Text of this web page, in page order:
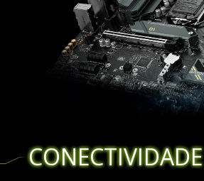
CONECTIVIDADE